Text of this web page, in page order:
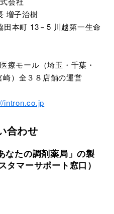
増子治樹
本町 13－5 川越第一生命
療モール（埼玉・千葉・
）全３８店舗の運営
intron.co.jp
合わせ
なたの調剤薬局」の製
タマーサポート窓口）